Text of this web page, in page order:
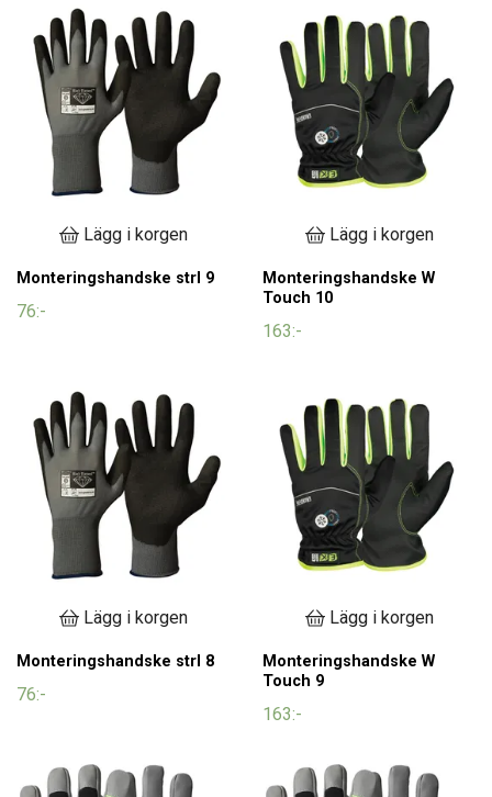
Lägg i korgen
Monteringshandske strl 9
76:-
Lägg i korgen
Monteringshandske W
Touch 10
163:-
Lägg i korgen
Monteringshandske strl 8
76:-
Lägg i korgen
Monteringshandske W
Touch 9
163:-